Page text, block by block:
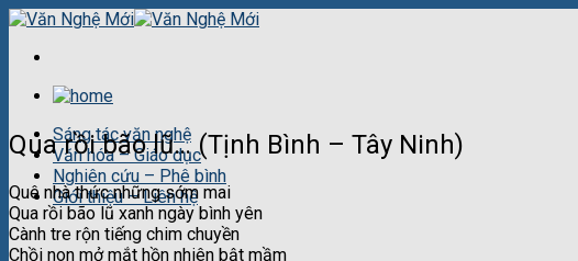
Skip
content
Sáng tác văn nghệ
Văn hóa – Giáo dục
Nghiên cứu – Phê bình
Giới thiệu – Liên hệ
Qua rồi bão lũ… (Tịnh Bình – Tây Ninh)
Quê nhà thức những sớm mai
Qua rồi bão lũ xanh ngày bình yên
Cành tre rộn tiếng chim chuyền
Chồi non mở mắt hồn nhiên bật mầm